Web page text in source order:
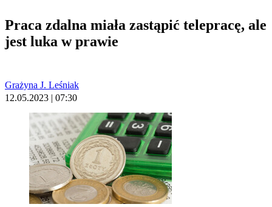
Praca zdalna miała zastąpić telepracę, ale
jest luka w prawie
Grażyna J. Leśniak
12.05.2023 | 07:30